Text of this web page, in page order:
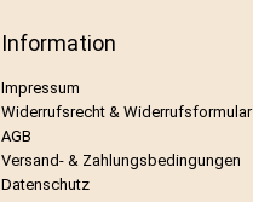
Information
Impressum
Widerrufsrecht & Widerrufsformular
AGB
Versand- & Zahlungsbedingungen
Datenschutz